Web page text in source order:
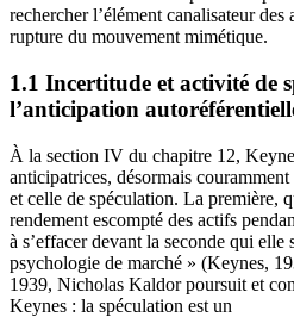
rechercher l’élément canalisateur
rupture du mouvement mimétique.
1.1 Incertitude et activité de
l’anticipation
À la section IV du chapitre 12,
anticipatrices, désormais
et celle de spéculation. La première,
rendement escompté des actifs
à s’effacer devant la seconde qui elle
psychologie de marché » (Keynes,
1939, Nicholas Kaldor poursuit et
Keynes : la spéculation est un